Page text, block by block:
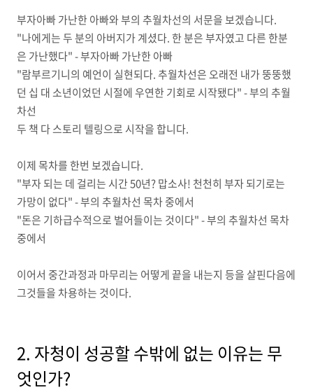
부자아빠 가난한 아빠와 부의 추월차선의 서문을 보겠습니다.
"나에게는 두 분의 아버지가 계셨다. 한 분은 부자였고 다른 한분
은 가난했다" - 부자아빠 가난한 아빠
"람부르기니의 예언이 실현되다. 추월차선은 오래전 내가 뚱뚱했
던 십 대 소년이었던 시절에 우연한 기회로 시작됐다" - 부의 추월
차선
두 책 다 스토리 텔링으로 시작을 합니다.
이제 목차를 한번 보겠습니다.
"부자 되는 데 걸리는 시간 50년? 맙소사! 천천히 부자 되기로는
가망이 없다" - 부의 추월차선 목차 중에서
"돈은 기하급수적으로 벌어들이는 것이다" - 부의 추월차선 목차
중에서
이어서 중간과정과 마무리는 어떻게 끝을 내는지 등을 살핀다음에
그것들을 차용하는 것이다.
2. 자청이 성공할 수밖에 없는 이유는 무
엇인가?